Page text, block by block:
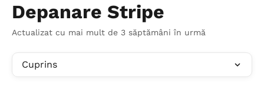
Depanare Stripe
Actualizat cu mai mult de 3 săptămâni în urmă
Cuprins